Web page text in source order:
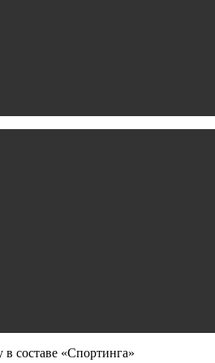
составе «Спортинга»